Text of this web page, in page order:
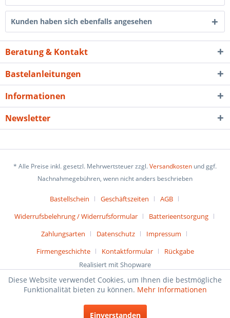
Kunden haben sich ebenfalls angesehen
Beratung & Kontakt
Bastelanleitungen
Informationen
Newsletter
* Alle Preise inkl. gesetzl. Mehrwertsteuer zzgl.Versandkosten und ggf.
Nachnahmegebühren, wenn nicht anders beschrieben
Bastellschein Geschäftszeiten
AGB
Widerrufsbelehrung / Widerrufsformular
Batterieentsorgung
Zahlungsarten
Datenschutz
Impressum
Firmengeschichte
Kontaktformular
Rückgabe
Realisiert mit Shopware
Diese Website verwendet Cookies, um Ihnen die bestmögliche
Funktionalität bieten zu können. Mehr Informationen
Einverstanden